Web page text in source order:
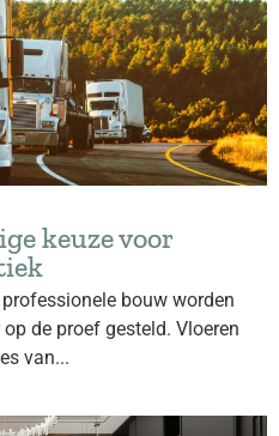
keuze voor
bouw worden
de proef gesteld. Vloeren
van...